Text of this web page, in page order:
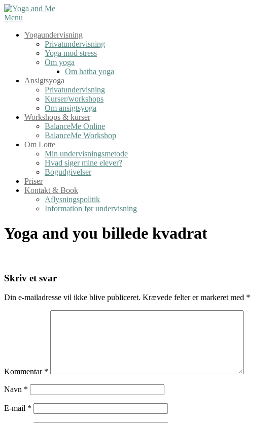
Spring
til
Menu
Yogaundervisning
Privatundervisning
Yoga mod stress
Om yoga
Om hatha yoga
Ansigtsyoga
Privatundervisning
Kurser/workshops
Om ansigtsyoga
Workshops & kurser
BalanceMe Online
BalanceMe Workshop
Om Lotte
Min undervisningsmetode
Hvad siger mine elever?
Bogudgivelser
Priser
Kontakt & Book
Aflysningspolitik
Information før undervisning
Yoga and you billede kvadrat
Skriv et svar
Din e-mailadresse vil ikke blive publiceret. Krævede felter er markeret med *
Kommentar *
Navn *
E-mail *